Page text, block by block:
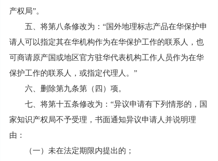
产权局”。
五、将第八条修改为：“国外地理标志产品在华保护申
请人可以指定其在华机构作为在华保护工作的联系人，也
可商请原产国或地区官方驻华代表机构工作人员作为在华
保护工作的联系人，或指定代理人。”
六、删除第九条第（四）项。
七、将第十五条修改为：“异议申请有下列情形的，国
家知识产权局不予受理，书面通知异议申请人并说明理
由：
（一）未在法定期限内提出的；